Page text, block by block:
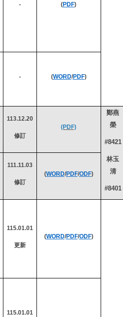
- (PDF)
- (WORD/PDF)
113.12.20
修訂
(PDF)
鄭燕
榮
#8421
林玉
清
#8401
111.11.03
修訂
(WORD/PDF/ODF)
115.01.01
更新
(WORD/PDF/ODF)
115.01.01